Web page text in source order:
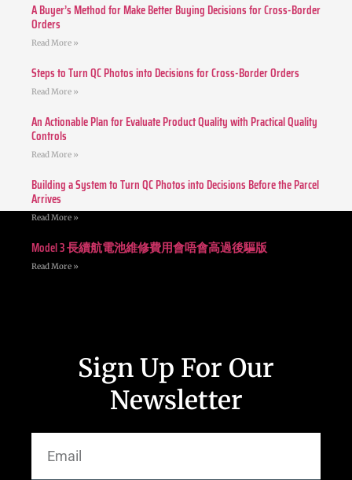
A Buyer’s Method for Make Better Buying Decisions for Cross-Border
Orders
Read More »
Steps to Turn QC Photos into Decisions for Cross-Border Orders
Read More »
An Actionable Plan for Evaluate Product Quality with Practical Quality
Controls
Read More »
Building a System to Turn QC Photos into Decisions Before the Parcel
Arrives
Read More »
Model 3 長續航電池維修費用會唔會高過後驅版
Read More »
Sign Up For Our
Newsletter